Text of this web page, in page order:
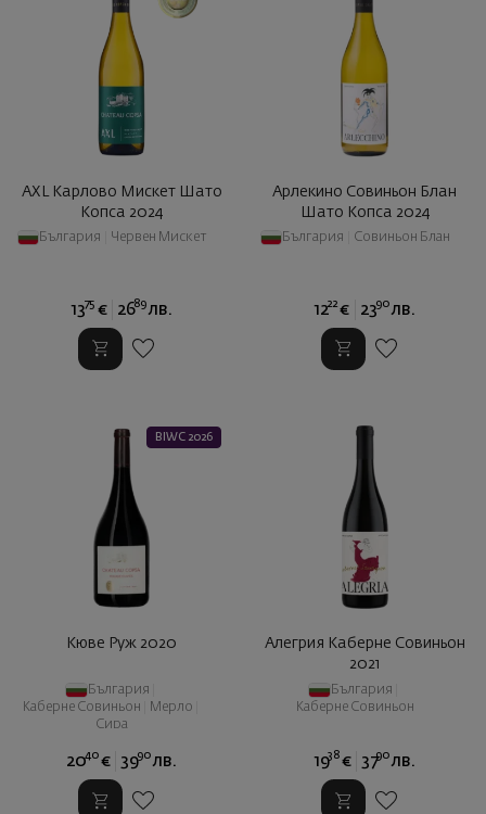
AXL Карлово Мискет Шато
Копса 2024
България Червен Мискет
1375 € 2689 лв.
Арлекино Совиньон Блан
Шато Копса 2024
България Совиньон Блан
1222 € 2390 лв.
BIWC 2026
Kюве Руж 2020
България
Каберне Совиньон
Мерло
Сира
2040 € 3990 лв.
Алегрия Каберне Совиньон
2021
България
Каберне Совиньон
1938 € 3790 лв.